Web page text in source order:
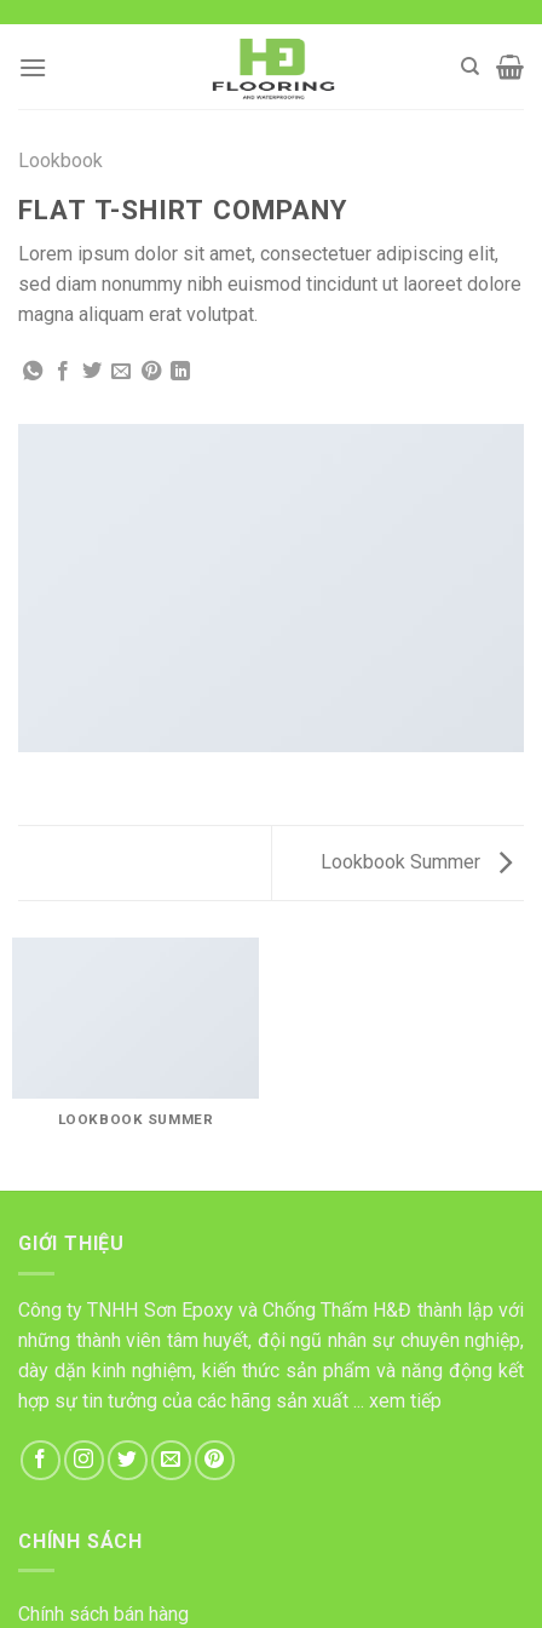
content
Lookbook
FLAT T-SHIRT COMPANY
Lorem ipsum dolor sit amet, consectetuer adipiscing elit,
sed diam nonummy nibh euismod tincidunt ut laoreet dolore
magna aliquam erat volutpat.
Lookbook Summer
LOOKBOOK SUMMER
GIỚI THIỆU
Công ty TNHH Sơn Epoxy và Chống Thấm H&Đ thành lập với
những thành viên tâm huyết, đội ngũ nhân sự chuyên nghiệp,
dày dặn kinh nghiệm, kiến thức sản phẩm và năng động kết
hợp sự tin tưởng của các hãng sản xuất ... xem tiếp
CHÍNH SÁCH
Chính sách bán hàng